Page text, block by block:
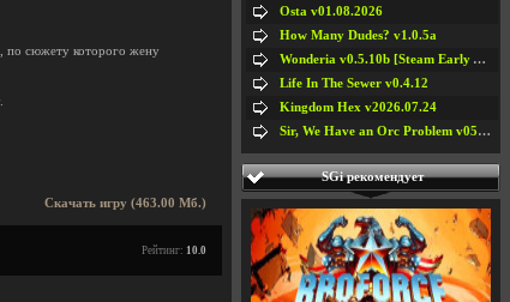
по сюжету которого жену
Скачать игру (463.00 Мб.)
Рейтинг: 10.0
Osta v01.08.2026
How Many Dudes? v1.0.5a
Wonderia v0.5.10b [Steam Early Access]
Life In The Sewer v0.4.12
Kingdom Hex v2026.07.24
Sir, We Have an Orc Problem v05.08.2026
SGi рекомендует